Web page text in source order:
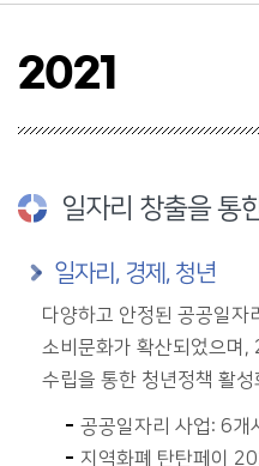
2021
일자리 창출을 통
일자리, 경제, 청년
다양하고 안정된 공공일자
소비문화가 확산되었으며
수립을 통한 청년정책 활성
공공일자리 사업: 6개
지역화폐 탄탄페이